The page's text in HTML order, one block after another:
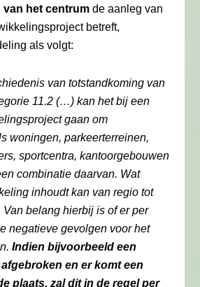
van het centrumde aanleg van
betreft,
als volgt:
van totstandkoming van
11.2 (…) kan het bij een
gaan om
woningen, parkeerterreinen,
sportcentra, kantoorgebouwen
combinatie daarvan. Wat
inhoudt kan van regio tot
belang hierbij is of er per
negatieve gevolgen voor het
Indien bijvoorbeeld een
en er komt een
plaats, zal dit in de regel per